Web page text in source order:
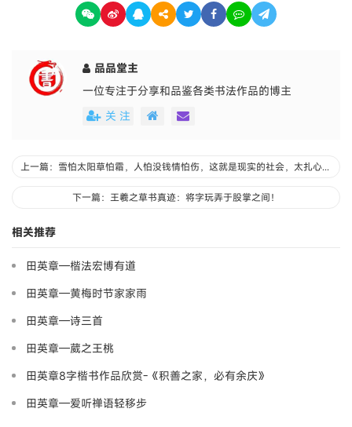
品品堂主
一位专注于分享和品鉴各类书法作品的博主
关 注
上一篇：雪怕太阳草怕霜，人怕没钱情怕伤，这就是现实的社会，太扎心了！
下一篇：王羲之草书真迹：将字玩弄于股掌之间！
相关推荐
田英章—楷法宏博有道
田英章—黄梅时节家家雨
田英章—诗三首
田英章—葳之王桃
田英章8字楷书作品欣赏-《积善之家，必有余庆》
田英章—爱听禅语轻移步